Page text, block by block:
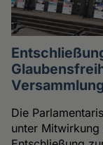
Die
unter Mitwirkung